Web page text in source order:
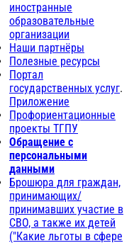
иностранные
образовательные
организации
Наши партнёры
Полезные ресурсы
Портал
государственных услуг.
Приложение
Профориентационные
проекты ТГПУ
Обращение с
персональными
данными
Брошюра для граждан,
принимающих/
принимавших участие в
СВО, а также их детей
("Какие льготы в сфере